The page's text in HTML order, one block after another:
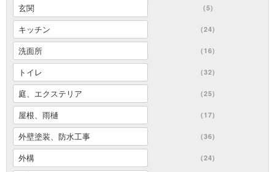
玄関 (5)
キッチン (24)
洗面所 (16)
トイレ (32)
庭、エクステリア (25)
屋根、雨樋 (17)
外壁塗装、防水工事 (36)
外構 (24)